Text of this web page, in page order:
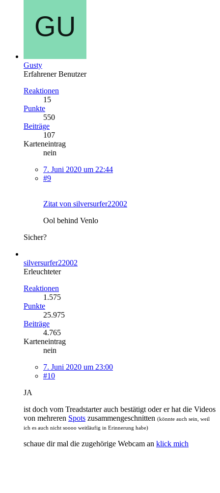
Gusty
Erfahrener Benutzer
Reaktionen
15
Punkte
550
Beiträge
107
Karteneintrag
nein
7. Juni 2020 um 22:44
#9
Zitat von silversurfer22002
Ool behind Venlo
Sicher?
silversurfer22002
Erleuchteter
Reaktionen
1.575
Punkte
25.975
Beiträge
4.765
Karteneintrag
nein
7. Juni 2020 um 23:00
#10
JA
ist doch vom Treadstarter auch bestätigt oder er hat die Videos
von mehreren Spots zusammengeschnitten (könnte auch sein, weil
ich es auch nicht soooo weitläufig in Erinnerung habe)
schaue dir mal die zugehörige Webcam an klick mich